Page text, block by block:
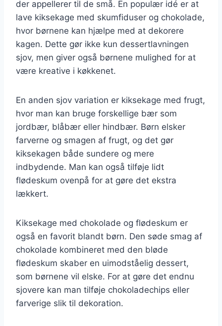
der appellerer til de små. En populær idé er at
lave kiksekage med skumfiduser og chokolade,
hvor børnene kan hjælpe med at dekorere
kagen. Dette gør ikke kun dessertlavningen
sjov, men giver også børnene mulighed for at
være kreative i køkkenet.
En anden sjov variation er kiksekage med frugt,
hvor man kan bruge forskellige bær som
jordbær, blåbær eller hindbær. Børn elsker
farverne og smagen af frugt, og det gør
kiksekagen både sundere og mere
indbydende. Man kan også tilføje lidt
flødeskum ovenpå for at gøre det ekstra
lækkert.
Kiksekage med chokolade og flødeskum er
også en favorit blandt børn. Den søde smag af
chokolade kombineret med den bløde
flødeskum skaber en uimodståelig dessert,
som børnene vil elske. For at gøre det endnu
sjovere kan man tilføje chokoladechips eller
farverige slik til dekoration.